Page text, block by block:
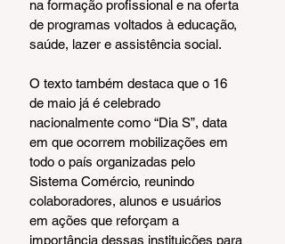
na formação profissional e na oferta
de programas voltados à educação,
saúde, lazer e assistência social.
O texto também destaca que o 16
de maio já é celebrado
nacionalmente como “Dia S”, data
em que ocorrem mobilizações em
todo o país organizadas pelo
Sistema Comércio, reunindo
colaboradores, alunos e usuários
em ações que reforçam a
importância dessas instituições para